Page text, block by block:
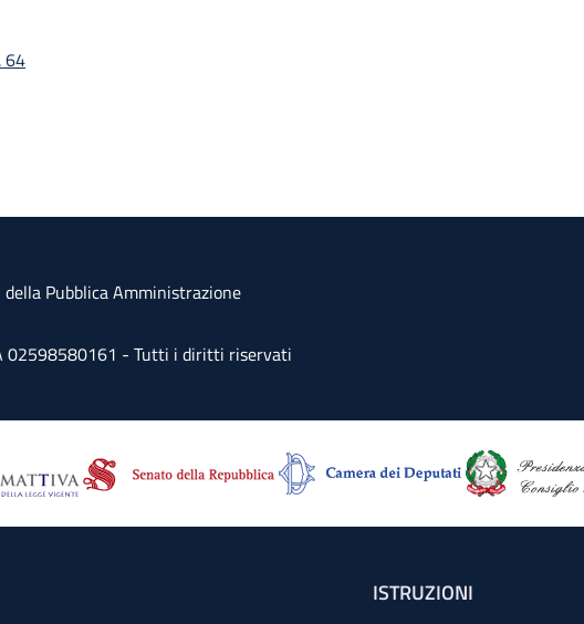
64
Pubblica Amministrazione
02598580161 - Tutti i diritti riservati
ISTRUZIONI